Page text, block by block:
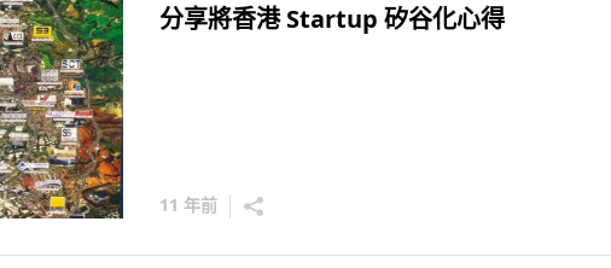
分享將香港 Startup 矽谷化心得
11 年前